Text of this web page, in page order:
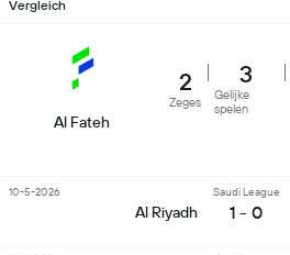
Vergleich
Al Fateh
2
Zeges
3
Gelijke
spelen
Al Riyadh
Saudi League
1 - 0
10-5-2026